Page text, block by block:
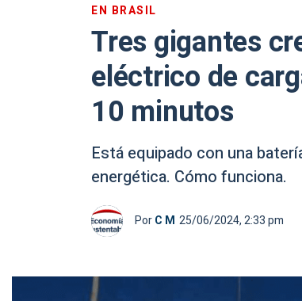
EN BRASIL
Tres gigantes
eléctrico de
10 minutos
Está equipado con una
energética. Cómo funciona.
PorC M 25/06/2024, 2:33 pm